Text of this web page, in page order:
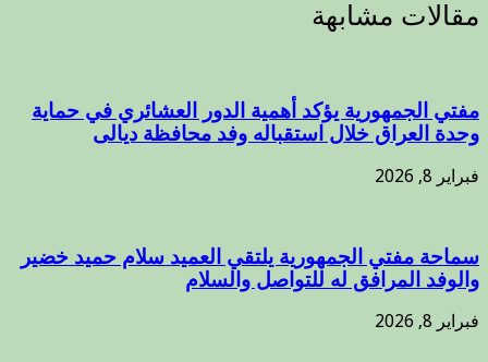
مقالات مشابهة
مفتي الجمهورية يؤكد أهمية الدور العشائري في حماية
وحدة العراق خلال استقباله وفد محافظة ديالى
فبراير 8, 2026
سماحة مفتي الجمهورية يلتقي العميد سلام حميد خضير
والوفد المرافق له للتواصل والسلام
فبراير 8, 2026